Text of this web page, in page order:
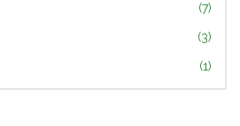
(7)
(3)
(1)